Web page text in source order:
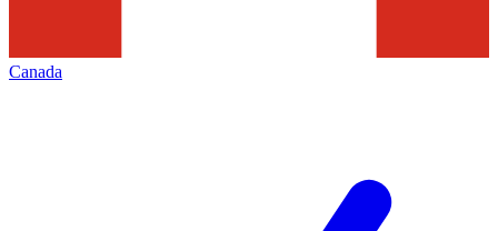
Canada